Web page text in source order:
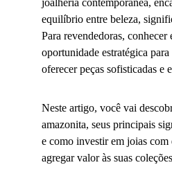
joalheria contemporânea,
equilíbrio entre beleza,
Para revendedoras, conhecer
oportunidade estratégica
oferecer peças sofisticadas e
Neste artigo, você vai
amazonita, seus principais
e como investir em joias com
agregar valor às suas